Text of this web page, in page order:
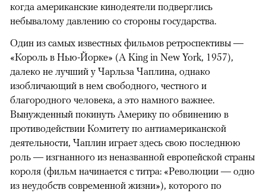
когда американские кинодеятели подверглись
небывалому давлению со стороны государства.
Один из самых известных фильмов ретроспективы —
«Король в Нью-Йорке» (A King in New York, 1957),
далеко не лучший у Чарльза Чаплина, однако
изобличающий в нем свободного, честного и
благородного человека, а это намного важнее.
Вынужденный покинуть Америку по обвинению в
противодействии Комитету по антиамериканской
деятельности, Чаплин играет здесь свою последнюю
роль — изгнанного из неназванной европейской страны
короля (фильм начинается с титра: «Революции — одно
из неудобств современной жизни»), которого по